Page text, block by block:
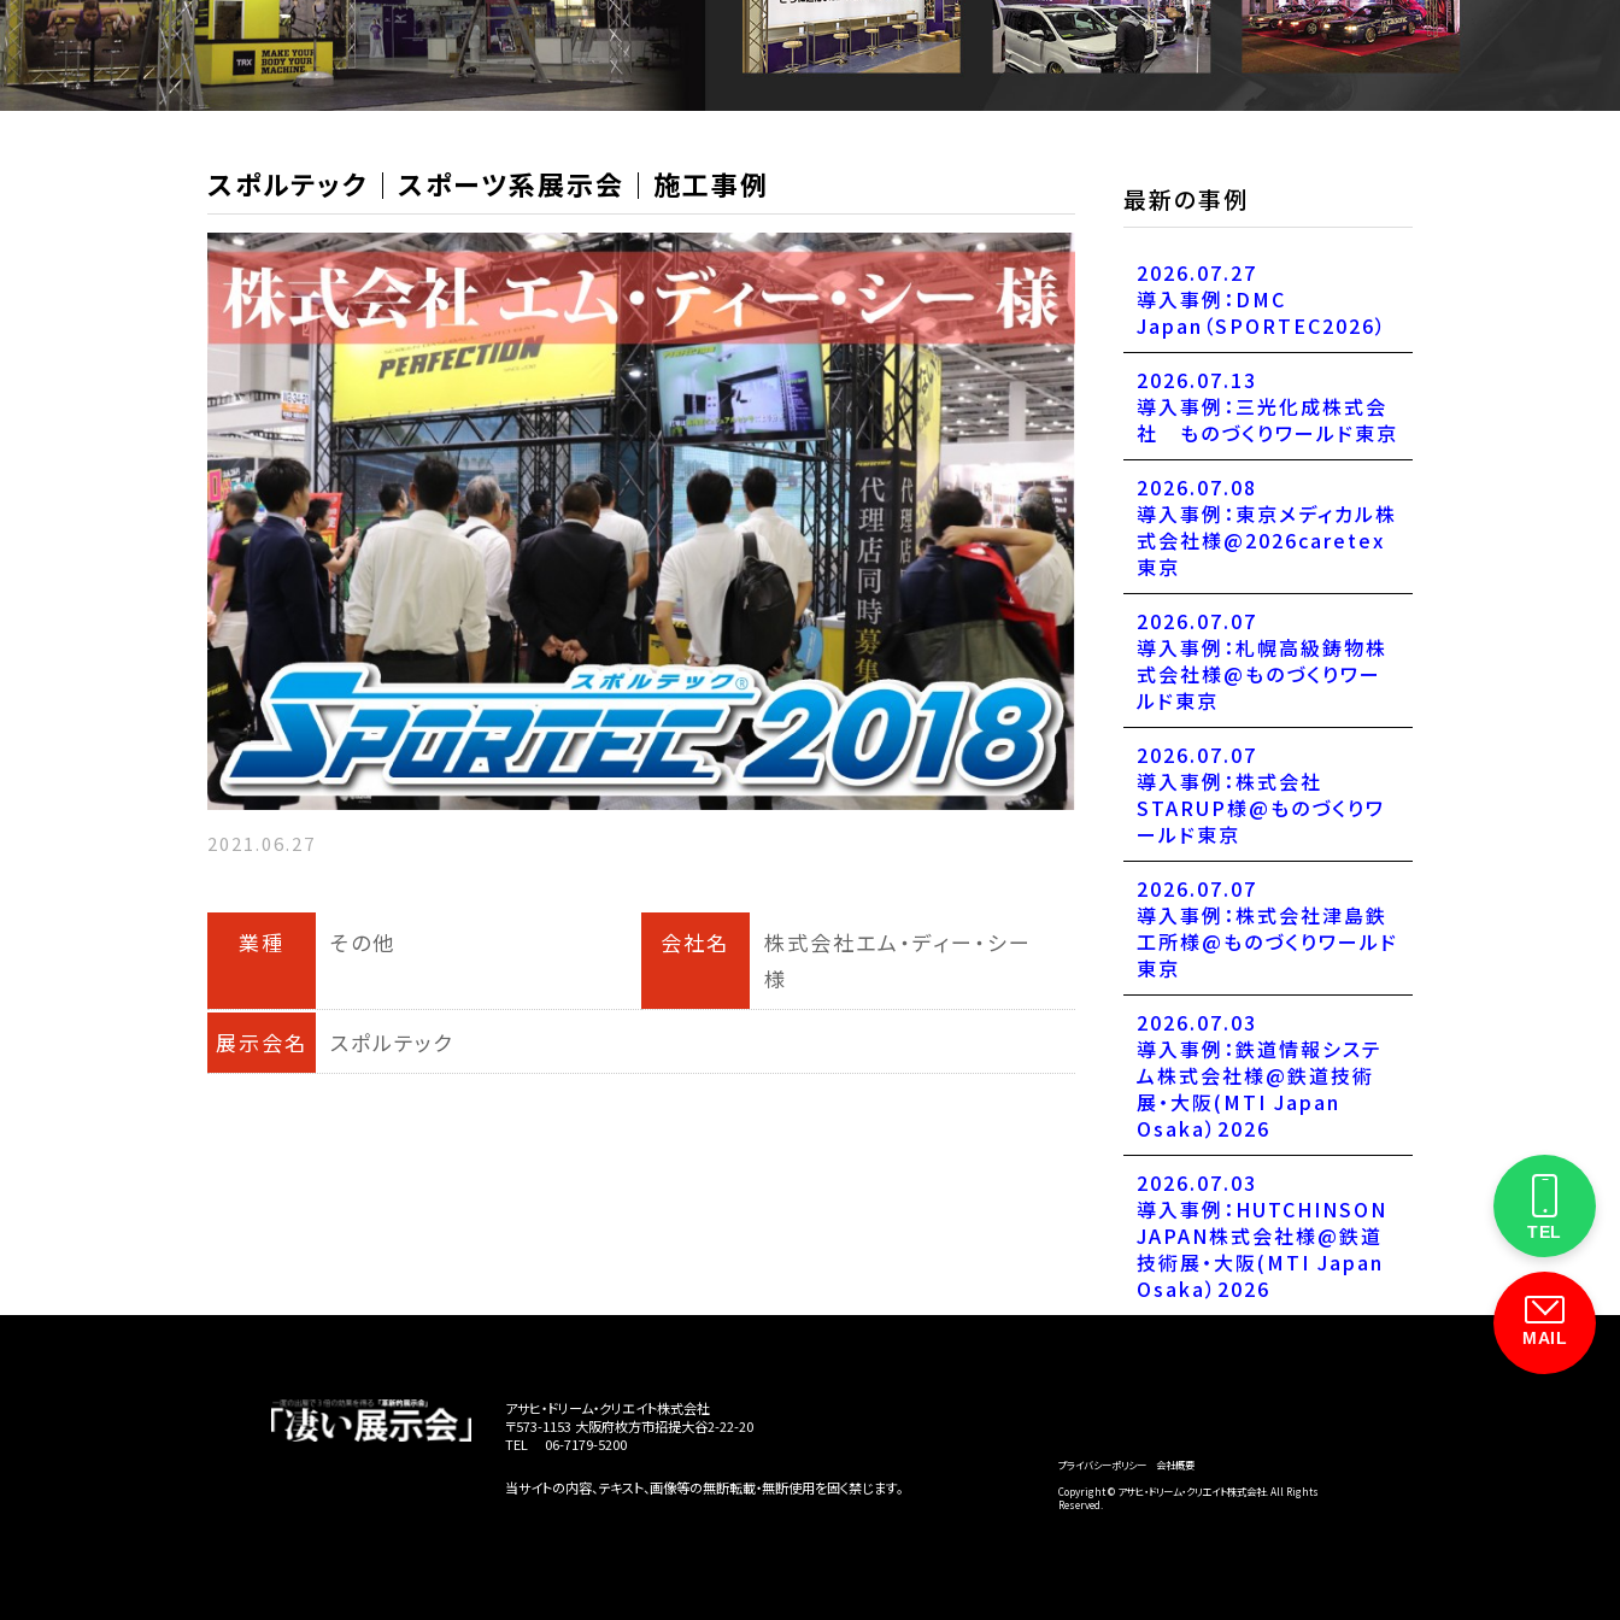
スポルテック｜スポーツ系展示会｜施工事例
2021.06.27
業種 その他 会社名
株式会社エム・ディー・シー
様
展示会名 スポルテック
最新の事例
2026.07.27
導入事例：DMC
Japan（SPORTEC2026）
2026.07.13
導入事例：三光化成株式会
社 ものづくりワールド東京
2026.07.08
導入事例：東京メディカル株
式会社様@2026caretex
東京
2026.07.07
導入事例：札幌高級鋳物株
式会社様@ものづくりワー
ルド東京
2026.07.07
導入事例：株式会社
STARUP様@ものづくりワ
ールド東京
2026.07.07
導入事例：株式会社津島鉄
工所様@ものづくりワールド
東京
2026.07.03
導入事例：鉄道情報システ
ム株式会社様@鉄道技術
展・大阪(MTI Japan
Osaka）2026
2026.07.03
導入事例：HUTCHINSON
JAPAN株式会社様@鉄道
技術展・大阪(MTI Japan
Osaka）2026
アサヒ・ドリーム・クリエイト株式会社
〒573-1153 大阪府枚方市招提大谷2-22-20
TEL 06-7179-5200
当サイトの内容、テキスト、画像等の無断転載・無断使用を固く禁じます。
プライバシーポリシー
会社概要
Copyright © アサヒ・ドリーム・クリエイト株式会社. All Rights
Reserved.
TEL
MAIL